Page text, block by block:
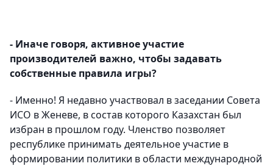
- Иначе говоря, активное участие
производителей важно, чтобы задавать
собственные правила игры?
- Именно! Я недавно участвовал в заседании Совета
ИСО в Женеве, в состав которого Казахстан был
избран в прошлом году. Членство позволяет
республике принимать деятельное участие в
формировании политики в области международной